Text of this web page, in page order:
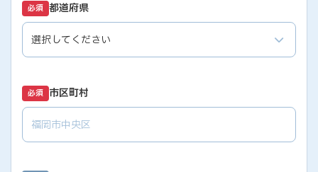
必須 都道府県
必須 市区町村